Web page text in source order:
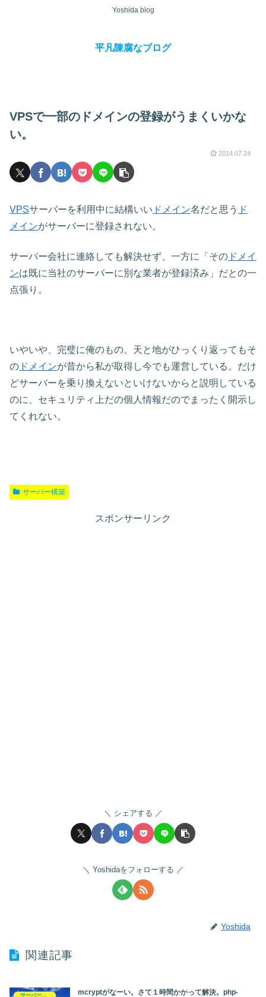
Yoshida blog
平凡陳腐なブログ
VPSで一部のドメインの登録がうまくいかな
い。
2014.07.24
VPSサーバーを利用中に結構いい ドメイン名だと思う ド
メインがサーバーに登録されない。
サーバー会社に連絡しても解決せず、一方に「その ドメイ
ンは既に当社のサーバーに別な業者が登録済み」だとの一
点張り。
いやいや、完璧に俺のもの。天と地がひっくり返ってもそ
の ドメインが昔から私が取得し今でも運営している。だけ
どサーバーを乗り換えないといけないからと説明している
のに、セキュリティ上だの個人情報だのでまったく開示し
てくれない。
サーバー構築
スポンサーリンク
シェアする
Yoshidaをフォローする
Yoshida
関連記事
mcryptがなーい。さて１時間かかって解決。php-